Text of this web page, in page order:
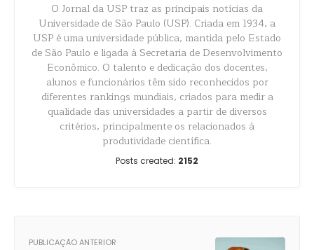
O Jornal da USP traz as principais notícias da
Universidade de São Paulo (USP). Criada em 1934, a
USP é uma universidade pública, mantida pelo Estado
de São Paulo e ligada à Secretaria de Desenvolvimento
Econômico. O talento e dedicação dos docentes,
alunos e funcionários têm sido reconhecidos por
diferentes rankings mundiais, criados para medir a
qualidade das universidades a partir de diversos
critérios, principalmente os relacionados à
produtividade científica.
Posts created: 2152
PUBLICAÇÃO ANTERIOR